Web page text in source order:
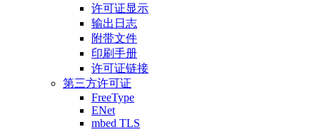
许可证显示
输出日志
附带文件
印刷手册
许可证链接
第三方许可证
FreeType
ENet
mbed TLS